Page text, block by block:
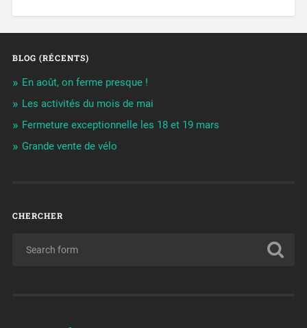
BLOG (RÉCENTS)
En août, on ferme presque !
Les activités du mois de mai
Fermeture exceptionnelle les 18 et 19 mars
Grande vente de vélo
CHERCHER